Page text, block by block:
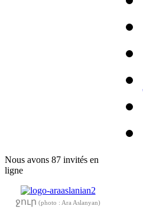
Nous avons 87 invités en
ligne
ջուր (photo : Ara Aslanyan)